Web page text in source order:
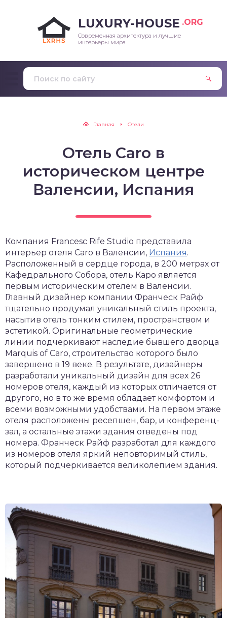
LUXURY-HOUSE .ORG
Современная архитектура и лучшие
интерьеры мира
Главная Отели
Отель Caro в
историческом центре
Валенсии, Испания
Компания Francesc Rife Studio представила
интерьер отеля Caro в Валенсии, Испания.
Расположенный в сердце города, в 200 метрах от
Кафедрального Собора, отель Каро является
первым историческим отелем в Валенсии.
Главный дизайнер компании Франческ Райф
тщательно продумал уникальный стиль проекта,
насытив отель тонким стилем, пространством и
эстетикой. Оригинальные геометрические
линии подчеркивают наследие бывшего дворца
Marquis of Caro, строительство которого было
завершено в 19 веке. В результате, дизайнеры
разработали уникальный дизайн для всех 26
номеров отеля, каждый из которых отличается от
другого, но в то же время обладает комфортом и
всеми возможными удобствами. На первом этаже
отеля расположены ресепшен, бар, и конференц-
зал, а остальные этажи здания отведены под
номера. Франческ Райф разработал для каждого
из номеров отеля яркий неповторимый стиль,
который подчеркивается великолепием здания.